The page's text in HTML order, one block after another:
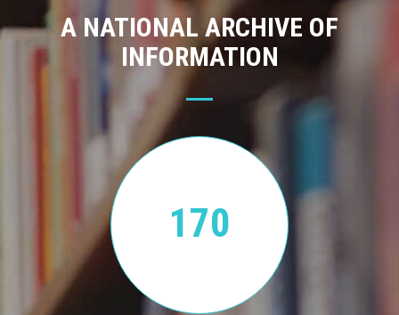
A NATIONAL ARCHIVE OF
INFORMATION
170